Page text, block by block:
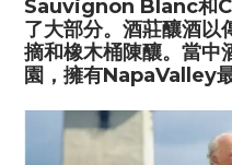
Sauvignon Blanc和
了大部分。酒莊釀酒以
摘和橡木桶陳釀。當中
園，擁有NapaValley